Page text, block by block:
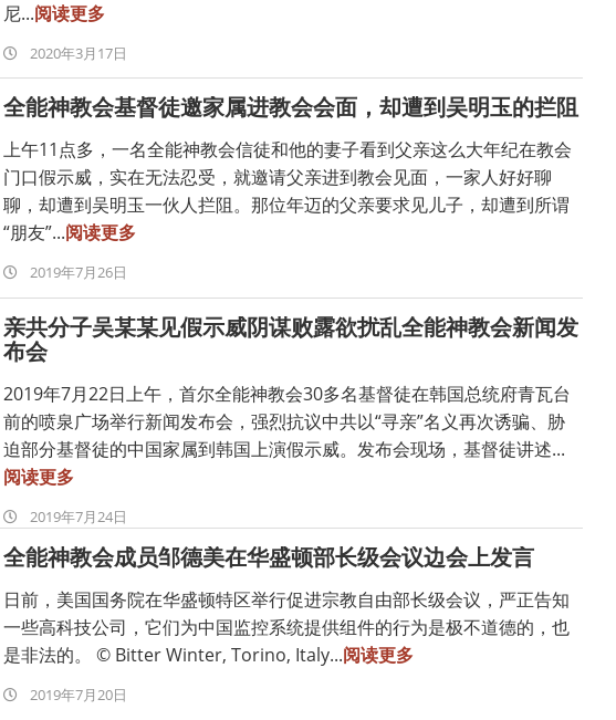
尼...阅读更多
2020-
03-
17
2020年3月17日
全能神教会基督徒邀家属进教会会面，却遭到吴明玉的拦阻
上午11点多，一名全能神教会信徒和他的妻子看到父亲这么大年纪在教会
门口假示威，实在无法忍受，就邀请父亲进到教会见面，一家人好好聊
聊，却遭到吴明玉一伙人拦阻。那位年迈的父亲要求见儿子，却遭到所谓
“朋友”...阅读更多
2019-
07-
26
2019年7月26日
亲共分子吴某某见假示威阴谋败露欲扰乱全能神教会新闻发
布会
2019年7月22日上午，首尔全能神教会30多名基督徒在韩国总统府青瓦台
前的喷泉广场举行新闻发布会，强烈抗议中共以“寻亲”名义再次诱骗、胁
迫部分基督徒的中国家属到韩国上演假示威。发布会现场，基督徒讲述...
阅读更多
2019-
07-
24
2019年7月24日
全能神教会成员邹德美在华盛顿部长级会议边会上发言
日前，美国国务院在华盛顿特区举行促进宗教自由部长级会议，严正告知
一些高科技公司，它们为中国监控系统提供组件的行为是极不道德的，也
是非法的。 © Bitter Winter, Torino, Italy...阅读更多
2019-2019年7月20日